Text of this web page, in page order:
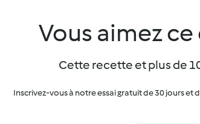
Vous aimez ce
Cette recette et plus de
Inscrivez-vous à notre essai gratuit de 30 jours